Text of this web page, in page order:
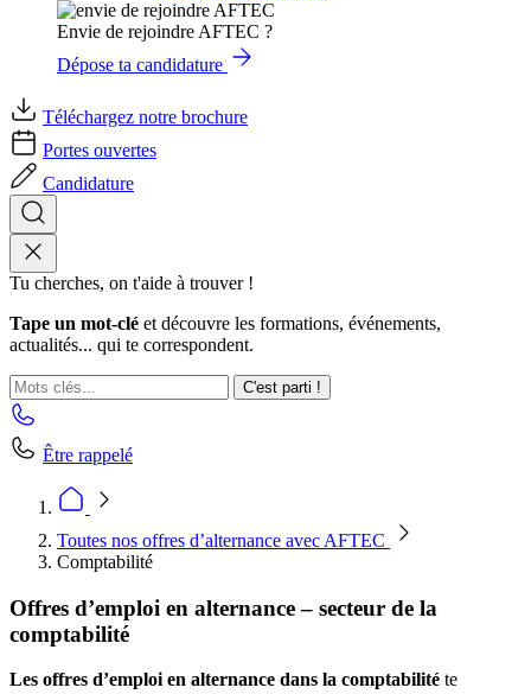
Envie de rejoindre AFTEC ?
Dépose ta candidature
Téléchargez notre brochure
Portes ouvertes
Candidature
Tu cherches, on t'aide à trouver !
Tape un mot-clé et découvre les formations, événements,
actualités... qui te correspondent.
C'est parti !
Être rappelé
Toutes nos offres d’alternance avec AFTEC
Comptabilité
Offres d’emploi en alternance – secteur de la
comptabilité
Les offres d’emploi en alternance dans la comptabilité te